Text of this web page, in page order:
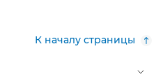
К началу страницы